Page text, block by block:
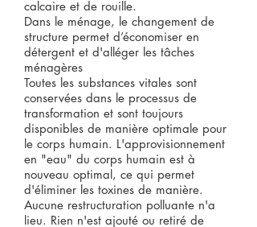
calcaire et de rouille.
Dans le ménage, le changement de
structure permet d’économiser en
détergent et d'alléger les tâches
ménagères
Toutes les substances vitales sont
conservées dans le processus de
transformation et sont toujours
disponibles de manière optimale pour
le corps humain. L'approvisionnement
en "eau" du corps humain est à
nouveau optimal, ce qui permet
d'éliminer les toxines de manière.
Aucune restructuration polluante n'a
lieu. Rien n'est ajouté ou retiré de